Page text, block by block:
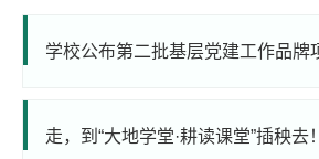
走，到“大地学堂·耕读课堂”插秧去！